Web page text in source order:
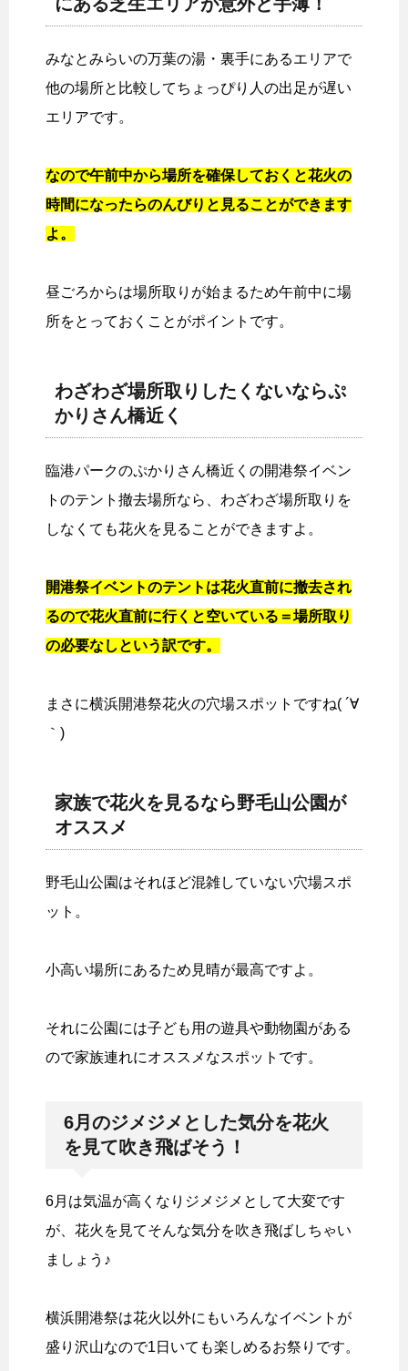
みなとみらいの万葉の湯・裏手にあるエリアで
他の場所と比較してちょっぴり人の出足が遅い
エリアです。
なので午前中から場所を確保しておくと花火の
時間になったらのんびりと見ることができます
よ。
昼ごろからは場所取りが始まるため午前中に場
所をとっておくことがポイントです。
わざわざ場所取りしたくないならぷ
かりさん橋近く
臨港パークのぷかりさん橋近くの開港祭イベン
トのテント撤去場所なら、わざわざ場所取りを
しなくても花火を見ることができますよ。
開港祭イベントのテントは花火直前に撤去され
るので花火直前に行くと空いている＝場所取り
の必要なしという訳です。
まさに横浜開港祭花火の穴場スポットですね( ´∀
｀)
家族で花火を見るなら野毛山公園が
オススメ
野毛山公園はそれほど混雑していない穴場スポ
ット。
小高い場所にあるため見晴が最高ですよ。
それに公園には子ども用の遊具や動物園がある
ので家族連れにオススメなスポットです。
6月のジメジメとした気分を花火
を見て吹き飛ばそう！
6月は気温が高くなりジメジメとして大変です
が、花火を見てそんな気分を吹き飛ばしちゃい
ましょう♪
横浜開港祭は花火以外にもいろんなイベントが
盛り沢山なので1日いても楽しめるお祭りです。